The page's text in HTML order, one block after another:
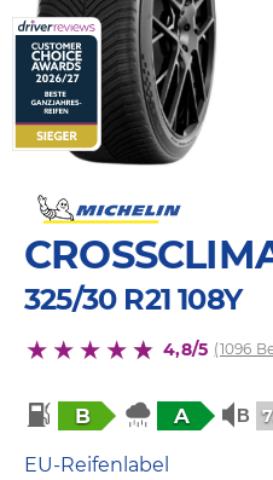
325/30 R21 108Y
4,8/5 (1096
B A
EU-Reifenlabel